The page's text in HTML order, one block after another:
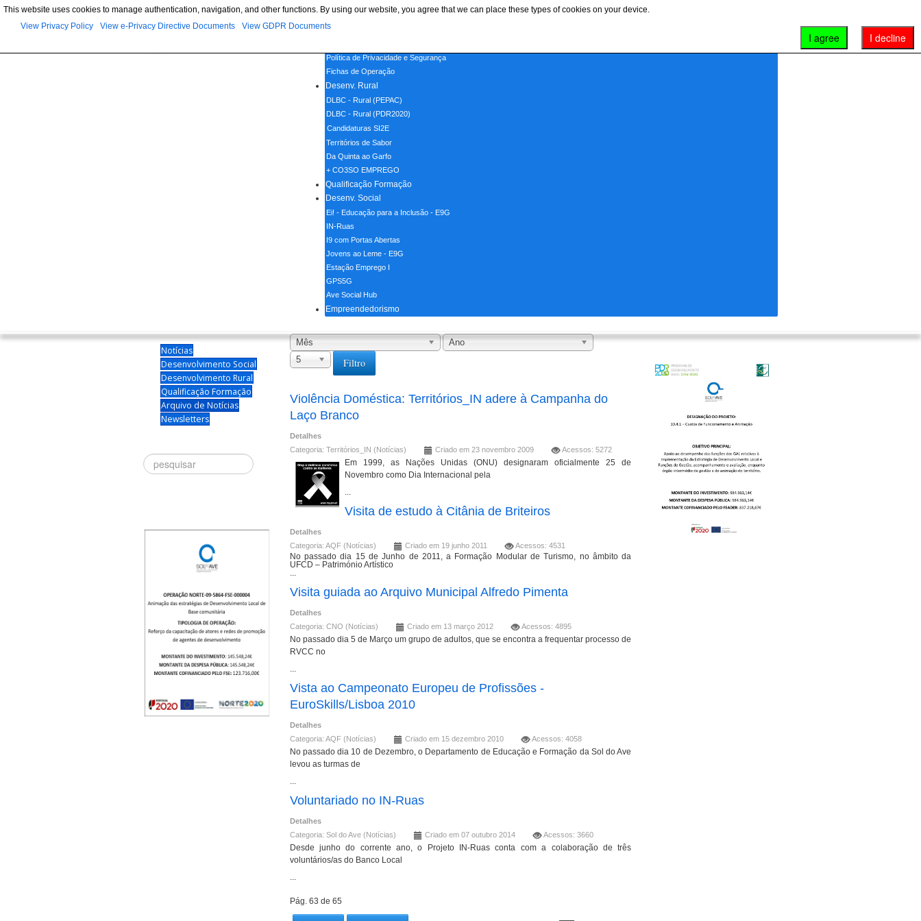
Home
Política de Privacidade e Segurança
Fichas de Operação
Desenv. Rural
DLBC - Rural (PEPAC)
DLBC - Rural (PDR2020)
Candidaturas SI2E
Territórios de Sabor
Da Quinta ao Garfo
+ CO3SO EMPREGO
Qualificação Formação
Desenv. Social
Ei! - Educação para a Inclusão - E9G
IN-Ruas
I9 com Portas Abertas
Jovens ao Leme - E9G
Estação Emprego I
GPS5G
Ave Social Hub
Empreendedorismo
Notícias
Desenvolvimento Social
Desenvolvimento Rural
Qualificação Formação
Arquivo de Notícias
Newsletters
Procurar
Mês
Ano
5
Filtro
Violência Doméstica: Territórios_IN adere à Campanha do
Laço Branco
Detalhes
Categoria: Territórios_IN (Notícias) Criado em 23 novembro 2009 Acessos: 5272
Em 1999, as Nações Unidas (ONU) designaram oficialmente 25 de
Novembro como Dia Internacional pela
...
Visita de estudo à Citânia de Briteiros
Detalhes
Categoria: AQF (Notícias) Criado em 19 junho 2011 Acessos: 4531
No passado dia 15 de Junho de 2011, a Formação Modular de Turismo, no âmbito da
UFCD – Património Artístico
...
Visita guiada ao Arquivo Municipal Alfredo Pimenta
Detalhes
Categoria: CNO (Notícias) Criado em 13 março 2012 Acessos: 4895
No passado dia 5 de Março um grupo de adultos, que se encontra a frequentar processo de
RVCC no
...
Vista ao Campeonato Europeu de Profissões -
EuroSkills/Lisboa 2010
Detalhes
Categoria: AQF (Notícias) Criado em 15 dezembro 2010 Acessos: 4058
No passado dia 10 de Dezembro, o Departamento de Educação e Formação da Sol do Ave
levou as turmas de
...
Voluntariado no IN-Ruas
Detalhes
Categoria: Sol do Ave (Notícias) Criado em 07 outubro 2014 Acessos: 3660
Desde junho do corrente ano, o Projeto IN-Ruas conta com a colaboração de três
voluntários/as do Banco Local
...
Pág. 63 de 65
This website uses cookies to manage authentication, navigation, and other functions. By using our website, you agree that we can place these types of cookies on your device.
View Privacy Policy
View e-Privacy Directive Documents View GDPR Documents
I decline
I agree